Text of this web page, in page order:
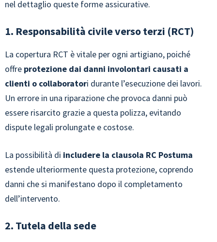
nel dettaglio queste forme assicurative.
1. Responsabilità civile verso terzi (RCT)
La copertura RCT è vitale per ogni artigiano, poiché
offre protezione dai danni involontari causati a
clienti o collaboratori durante l’esecuzione dei lavori.
Un errore in una riparazione che provoca danni può
essere risarcito grazie a questa polizza, evitando
dispute legali prolungate e costose.
La possibilità di includere la clausola RC Postuma
estende ulteriormente questa protezione, coprendo
danni che si manifestano dopo il completamento
dell’intervento.
2. Tutela della sede